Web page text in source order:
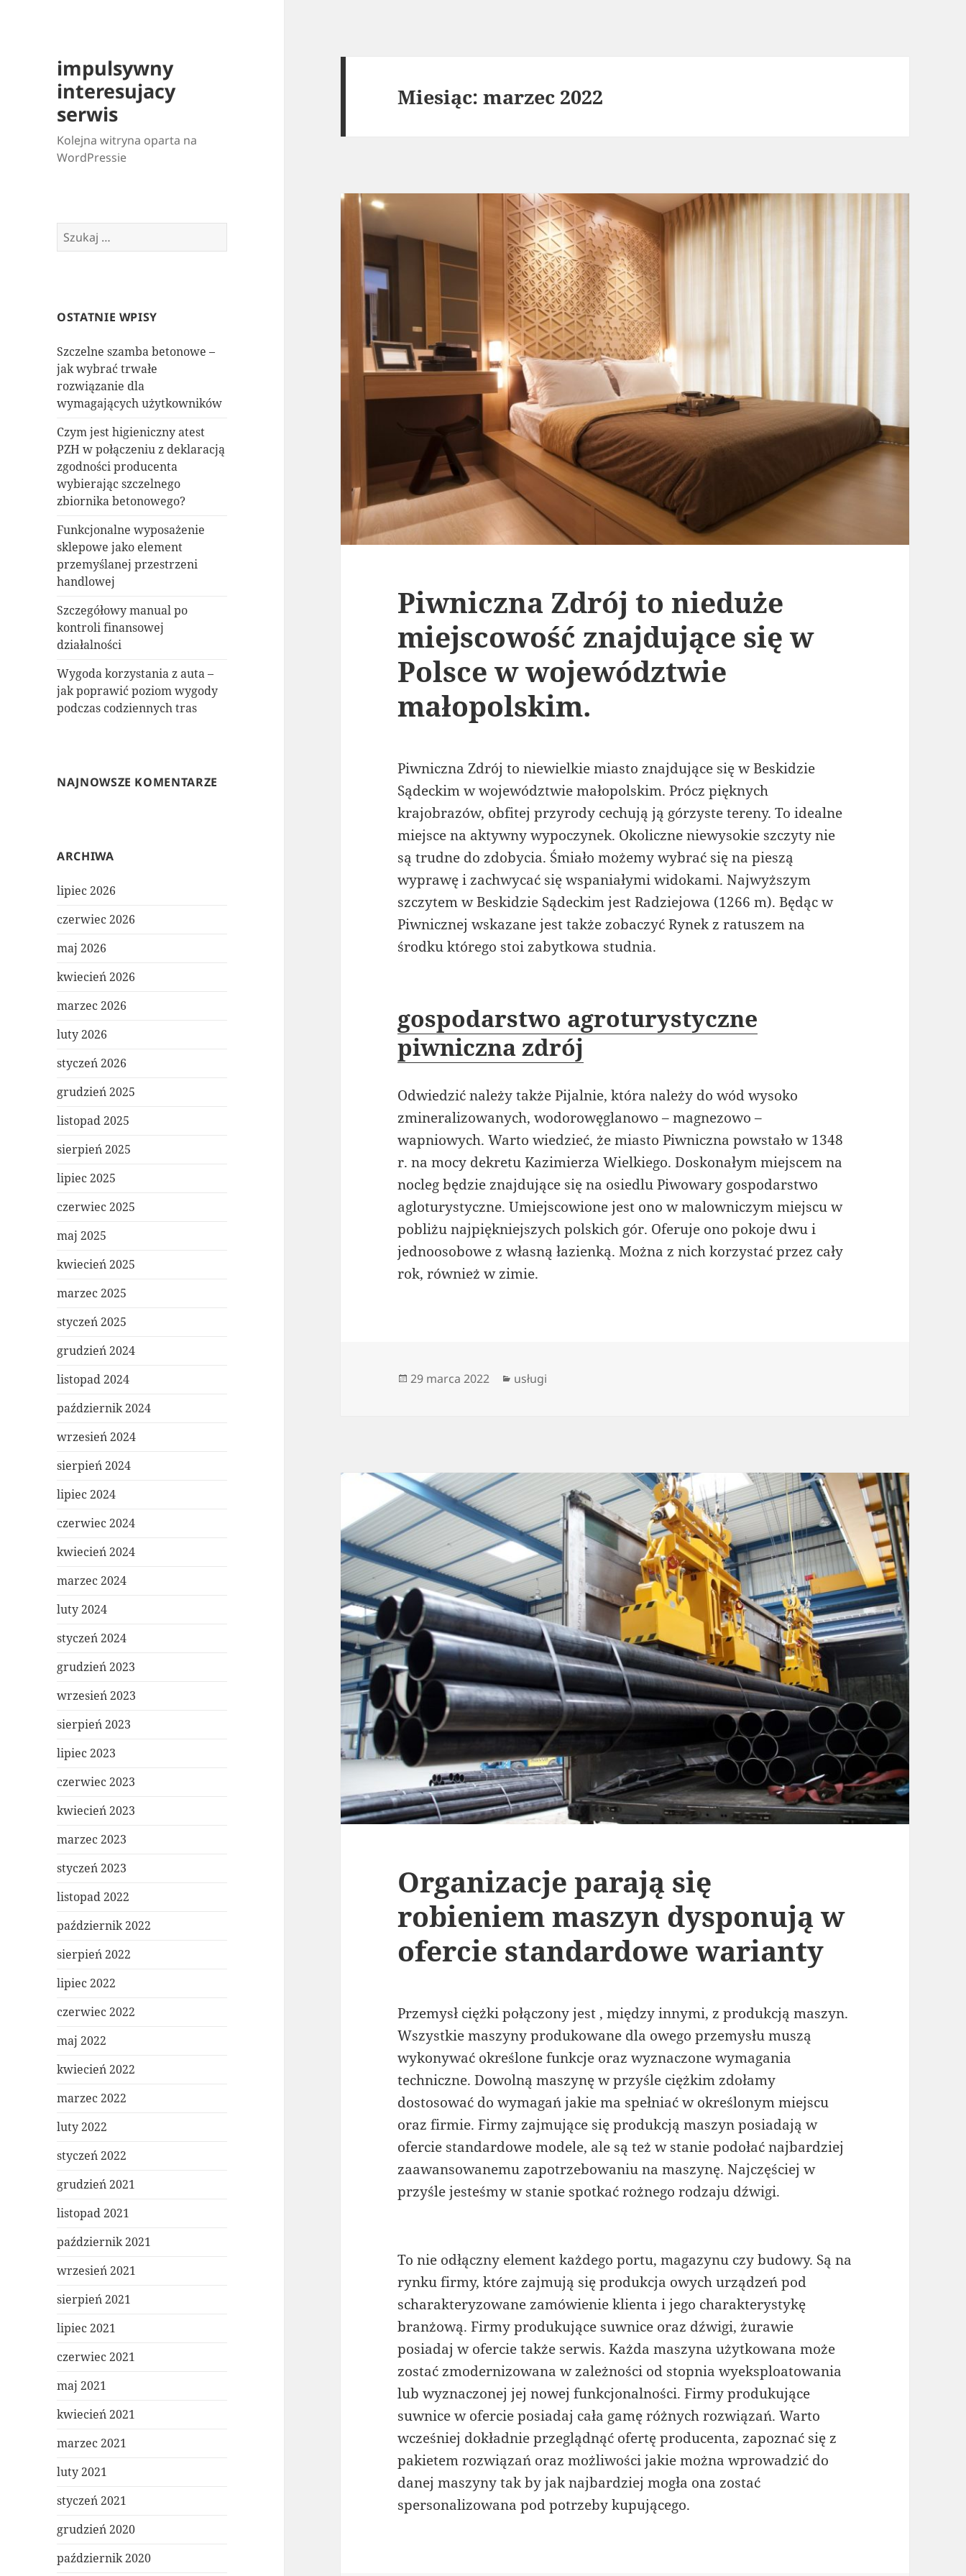
impulsywny
interesujacy
serwis
Kolejna witryna oparta na
WordPressie
Szukaj:
OSTATNIE WPISY
Szczelne szamba betonowe –
jak wybrać trwałe
rozwiązanie dla
wymagających użytkowników
Czym jest higieniczny atest
PZH w połączeniu z deklaracją
zgodności producenta
wybierając szczelnego
zbiornika betonowego?
Funkcjonalne wyposażenie
sklepowe jako element
przemyślanej przestrzeni
handlowej
Szczegółowy manual po
kontroli finansowej
działalności
Wygoda korzystania z auta –
jak poprawić poziom wygody
podczas codziennych tras
NAJNOWSZE KOMENTARZE
ARCHIWA
lipiec 2026
czerwiec 2026
maj 2026
kwiecień 2026
marzec 2026
luty 2026
styczeń 2026
grudzień 2025
listopad 2025
sierpień 2025
lipiec 2025
czerwiec 2025
maj 2025
kwiecień 2025
marzec 2025
styczeń 2025
grudzień 2024
listopad 2024
październik 2024
wrzesień 2024
sierpień 2024
lipiec 2024
czerwiec 2024
kwiecień 2024
marzec 2024
luty 2024
styczeń 2024
grudzień 2023
wrzesień 2023
sierpień 2023
lipiec 2023
czerwiec 2023
kwiecień 2023
marzec 2023
styczeń 2023
listopad 2022
październik 2022
sierpień 2022
lipiec 2022
czerwiec 2022
maj 2022
kwiecień 2022
marzec 2022
luty 2022
styczeń 2022
grudzień 2021
listopad 2021
październik 2021
wrzesień 2021
sierpień 2021
lipiec 2021
czerwiec 2021
maj 2021
kwiecień 2021
marzec 2021
luty 2021
styczeń 2021
grudzień 2020
październik 2020
Miesiąc:marzec 2022
Piwniczna Zdrój to nieduże
miejscowość znajdujące się w
Polsce w województwie
małopolskim.
Piwniczna Zdrój to niewielkie miasto znajdujące się w Beskidzie
Sądeckim w województwie małopolskim. Prócz pięknych
krajobrazów, obfitej przyrody cechują ją górzyste tereny. To idealne
miejsce na aktywny wypoczynek. Okoliczne niewysokie szczyty nie
są trudne do zdobycia. Śmiało możemy wybrać się na pieszą
wyprawę i zachwycać się wspaniałymi widokami. Najwyższym
szczytem w Beskidzie Sądeckim jest Radziejowa (1266 m). Będąc w
Piwnicznej wskazane jest także zobaczyć Rynek z ratuszem na
środku którego stoi zabytkowa studnia.
gospodarstwo agroturystyczne
piwniczna zdrój
Odwiedzić należy także Pijalnie, która należy do wód wysoko
zmineralizowanych, wodorowęglanowo – magnezowo –
wapniowych. Warto wiedzieć, że miasto Piwniczna powstało w 1348
r. na mocy dekretu Kazimierza Wielkiego. Doskonałym miejscem na
nocleg będzie znajdujące się na osiedlu Piwowary gospodarstwo
agloturystyczne. Umiejscowione jest ono w malowniczym miejscu w
pobliżu najpiękniejszych polskich gór. Oferuje ono pokoje dwu i
jednoosobowe z własną łazienką. Można z nich korzystać przez cały
rok, również w zimie.
Data
29 marca 2022 Kategorie
usługi
Organizacje parają się
robieniem maszyn dysponują w
ofercie standardowe warianty
Przemysł ciężki połączony jest , między innymi, z produkcją maszyn.
Wszystkie maszyny produkowane dla owego przemysłu muszą
wykonywać określone funkcje oraz wyznaczone wymagania
techniczne. Dowolną maszynę w przyśle ciężkim zdołamy
dostosować do wymagań jakie ma spełniać w określonym miejscu
oraz firmie. Firmy zajmujące się produkcją maszyn posiadają w
ofercie standardowe modele, ale są też w stanie podołać najbardziej
zaawansowanemu zapotrzebowaniu na maszynę. Najczęściej w
przyśle jesteśmy w stanie spotkać rożnego rodzaju dźwigi.
To nie odłączny element każdego portu, magazynu czy budowy. Są na
rynku firmy, które zajmują się produkcja owych urządzeń pod
scharakteryzowane zamówienie klienta i jego charakterystykę
branżową. Firmy produkujące suwnice oraz dźwigi, żurawie
posiadaj w ofercie także serwis. Każda maszyna użytkowana może
zostać zmodernizowana w zależności od stopnia wyeksploatowania
lub wyznaczonej jej nowej funkcjonalności. Firmy produkujące
suwnice w ofercie posiadaj cała gamę różnych rozwiązań. Warto
wcześniej dokładnie przeglądnąć ofertę producenta, zapoznać się z
pakietem rozwiązań oraz możliwości jakie można wprowadzić do
danej maszyny tak by jak najbardziej mogła ona zostać
spersonalizowana pod potrzeby kupującego.